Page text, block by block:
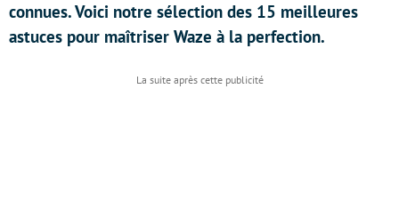
connues. Voici notre sélection des 15 meilleures
astuces pour maîtriser Waze à la perfection.